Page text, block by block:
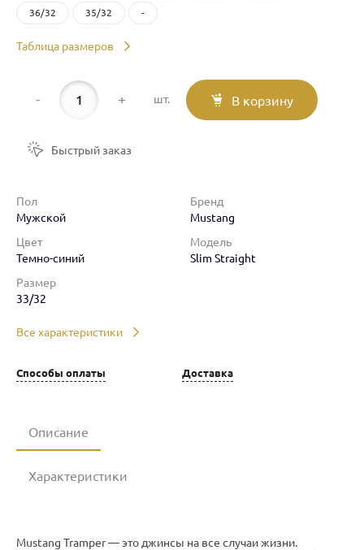
36/32 35/32 -
Таблица размеров
- + шт. В корзину
Быстрый заказ
Пол
Мужской
Бренд
Mustang
Цвет
Темно-синий
Модель
Slim Straight
Размер
33/32
Все характеристики
Способы оплаты Доставка
Описание
Характеристики
Mustang Tramper — это джинсы на все случаи жизни.